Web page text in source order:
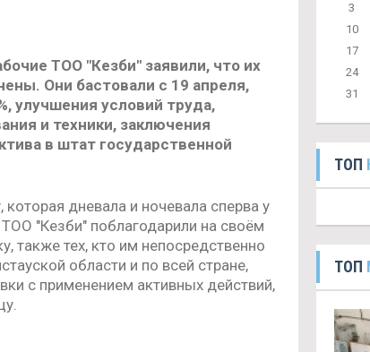
ТОО "Кезби" заявили, что их
Они бастовали с 19 апреля,
улучшения условий труда,
и техники, заключения
в штат государственной
дневала и ночевала сперва у
"Кезби" поблагодарили на своём
также тех, кто им непосредственно
области и по всей стране,
с применением активных действий,
3
10
17
24
31
ТОП
ТОП